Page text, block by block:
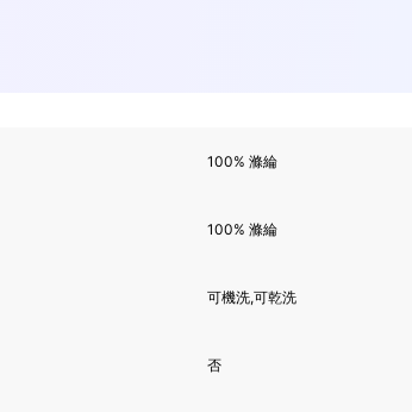
100% 滌綸
100% 滌綸
可機洗,可乾洗
否